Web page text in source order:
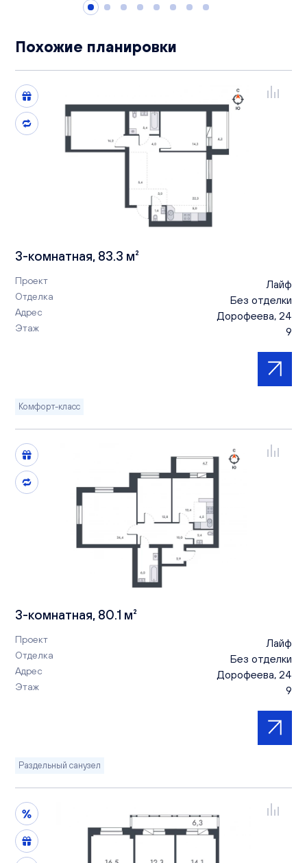
Похожие планировки
3-комнатная, 83.3 м²
Проект Лайф
Отделка Без отделки
Адрес Дорофеева, 24
Этаж 9
Комфорт-класс
3-комнатная, 80.1 м²
Проект Лайф
Отделка Без отделки
Адрес Дорофеева, 24
Этаж 9
Раздельный санузел